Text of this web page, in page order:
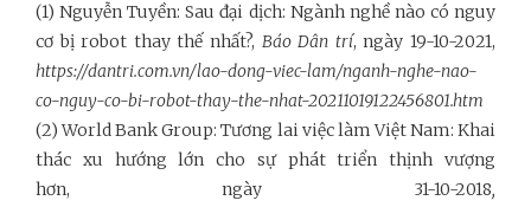
(1) Nguyễn Tuyền: Sau đại dịch: Ngành nghề nào có nguy
cơ bị robot thay thế nhất?, Báo Dân trí, ngày 19-10-2021,
https://dantri.com.vn/lao-dong-viec-lam/nganh-nghe-nao-
co-nguy-co-bi-robot-thay-the-nhat-20211019122456801.htm
(2) World Bank Group: Tương lai việc làm Việt Nam: Khai
thác xu hướng lớn cho sự phát triển thịnh vượng
hơn,
ngày 31-10-2018,